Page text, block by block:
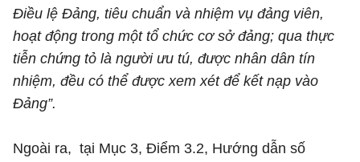
Điều lệ Đảng, tiêu chuẩn và nhiệm vụ đảng viên,
hoạt động trong một tổ chức cơ sở đảng; qua thực
tiễn chứng tỏ là người ưu tú, được nhân dân tín
nhiệm, đều có thể được xem xét để kết nạp vào
Đảng”.
Ngoài ra, tại Mục 3, Điểm 3.2, Hướng dẫn số